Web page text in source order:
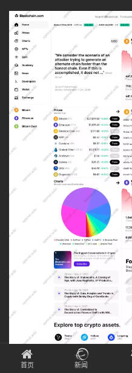
首页 新闻